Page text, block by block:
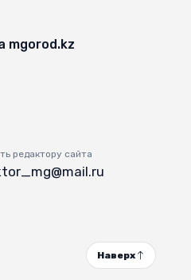
mgorod.kz
редактору сайта
Наверх